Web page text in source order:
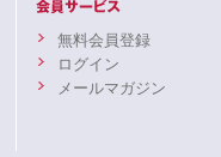
無料会員登録
ログイン
メールマガジン